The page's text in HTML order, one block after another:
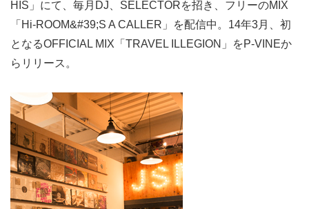
HIS」にて、毎月DJ、SELECTORを招き、フリーのMIX
「Hi-ROOM&#39;S A CALLER」を配信中。14年3月、初
となるOFFICIAL MIX「TRAVEL ILLEGION」をP-VINEか
らリリース。